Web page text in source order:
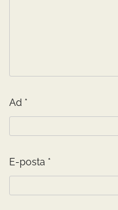
Ad *
E-posta *